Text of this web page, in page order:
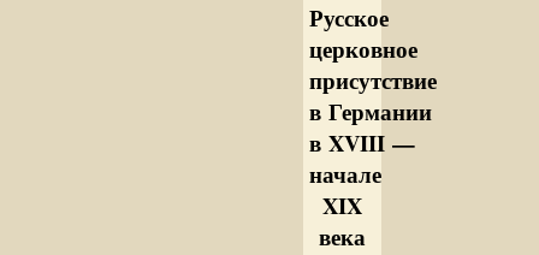
Русское
церковное
присутствие
в Германии
в XVIII —
начале
XIX
века